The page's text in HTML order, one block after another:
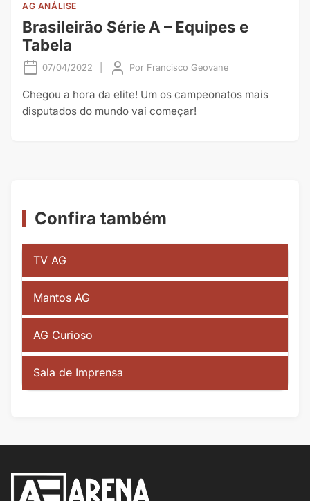
AG ANÁLISE
Brasileirão Série A – Equipes e
Tabela
07/04/2022 Por Francisco Geovane
Chegou a hora da elite! Um os campeonatos mais
disputados do mundo vai começar!
Confira também
TV AG
Mantos AG
AG Curioso
Sala de Imprensa